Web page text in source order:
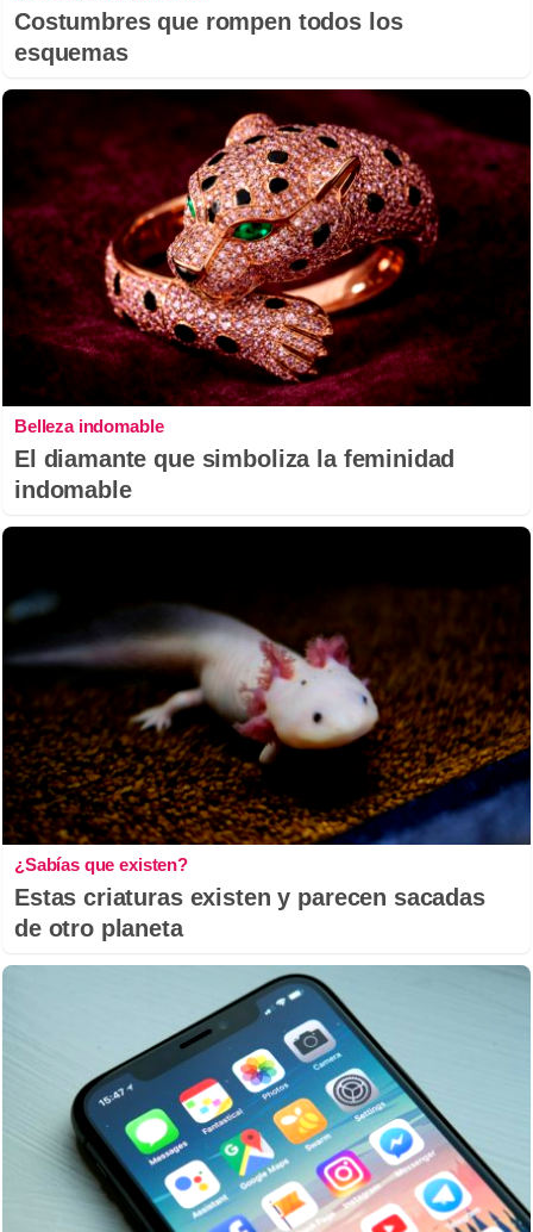
Costumbres que rompen todos los
esquemas
Belleza indomable
El diamante que simboliza la feminidad
indomable
¿Sabías que existen?
Estas criaturas existen y parecen sacadas
de otro planeta